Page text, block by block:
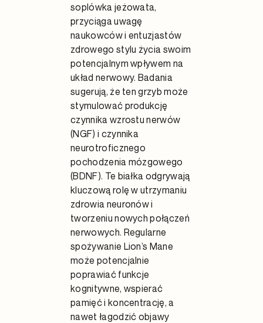
soplówka jeżowata,
przyciąga uwagę
naukowców i entuzjastów
zdrowego stylu życia swoim
potencjalnym wpływem na
układ nerwowy. Badania
sugerują, że ten grzyb może
stymulować produkcję
czynnika wzrostu nerwów
(NGF) i czynnika
neurotroficznego
pochodzenia mózgowego
(BDNF). Te białka odgrywają
kluczową rolę w utrzymaniu
zdrowia neuronów i
tworzeniu nowych połączeń
nerwowych. Regularne
spożywanie Lion’s Mane
może potencjalnie
poprawiać funkcje
kognitywne, wspierać
pamięć i koncentrację, a
nawet łagodzić objawy